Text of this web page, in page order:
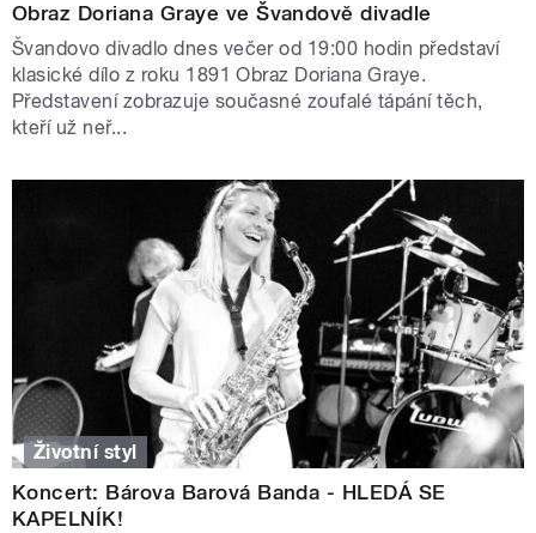
Obraz Doriana Graye ve Švandově divadle
Švandovo divadlo dnes večer od 19:00 hodin představí
klasické dílo z roku 1891 Obraz Doriana Graye.
Představení zobrazuje současné zoufalé tápání těch,
kteří už neř...
Životní styl
Koncert: Bárova Barová Banda - HLEDÁ SE
KAPELNÍK!